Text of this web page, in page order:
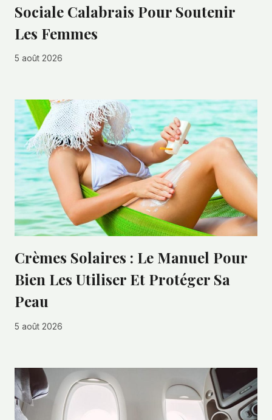
Sociale Calabrais Pour Soutenir
Les Femmes
5 août 2026
Crèmes Solaires : Le Manuel Pour
Bien Les Utiliser Et Protéger Sa
Peau
5 août 2026